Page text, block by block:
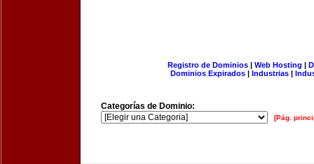
Registro de Dominios| Web Hosting |
Dominios Expirados | Industrias |
Categorías de Dominio:
[Pág.